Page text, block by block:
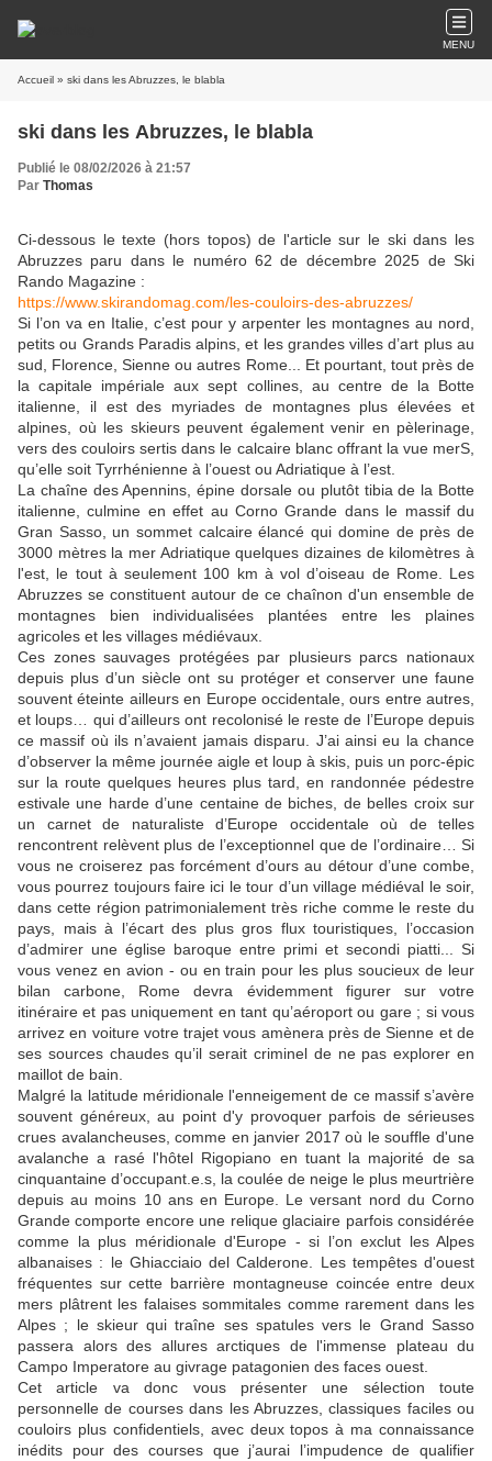
MENU
Accueil » ski dans les Abruzzes, le blabla
ski dans les Abruzzes, le blabla
Publié le 08/02/2026 à 21:57
Par Thomas
Ci-dessous le texte (hors topos) de l'article sur le ski dans les
Abruzzes paru dans le numéro 62 de décembre 2025 de Ski
Rando Magazine :
https://www.skirandomag.com/les-couloirs-des-abruzzes/
Si l’on va en Italie, c’est pour y arpenter les montagnes au nord,
petits ou Grands Paradis alpins, et les grandes villes d’art plus au
sud, Florence, Sienne ou autres Rome... Et pourtant, tout près de
la capitale impériale aux sept collines, au centre de la Botte
italienne, il est des myriades de montagnes plus élevées et
alpines, où les skieurs peuvent également venir en pèlerinage,
vers des couloirs sertis dans le calcaire blanc offrant la vue merS,
qu’elle soit Tyrrhénienne à l’ouest ou Adriatique à l’est.
La chaîne des Apennins, épine dorsale ou plutôt tibia de la Botte
italienne, culmine en effet au Corno Grande dans le massif du
Gran Sasso, un sommet calcaire élancé qui domine de près de
3000 mètres la mer Adriatique quelques dizaines de kilomètres à
l'est, le tout à seulement 100 km à vol d’oiseau de Rome. Les
Abruzzes se constituent autour de ce chaînon d'un ensemble de
montagnes bien individualisées plantées entre les plaines
agricoles et les villages médiévaux.
Ces zones sauvages protégées par plusieurs parcs nationaux
depuis plus d’un siècle ont su protéger et conserver une faune
souvent éteinte ailleurs en Europe occidentale, ours entre autres,
et loups… qui d’ailleurs ont recolonisé le reste de l’Europe depuis
ce massif où ils n’avaient jamais disparu. J’ai ainsi eu la chance
d’observer la même journée aigle et loup à skis, puis un porc-épic
sur la route quelques heures plus tard, en randonnée pédestre
estivale une harde d’une centaine de biches, de belles croix sur
un carnet de naturaliste d’Europe occidentale où de telles
rencontrent relèvent plus de l’exceptionnel que de l’ordinaire… Si
vous ne croiserez pas forcément d’ours au détour d’une combe,
vous pourrez toujours faire ici le tour d’un village médiéval le soir,
dans cette région patrimonialement très riche comme le reste du
pays, mais à l’écart des plus gros flux touristiques, l’occasion
d’admirer une église baroque entre primi et secondi piatti... Si
vous venez en avion - ou en train pour les plus soucieux de leur
bilan carbone, Rome devra évidemment figurer sur votre
itinéraire et pas uniquement en tant qu’aéroport ou gare ; si vous
arrivez en voiture votre trajet vous amènera près de Sienne et de
ses sources chaudes qu’il serait criminel de ne pas explorer en
maillot de bain.
Malgré la latitude méridionale l'enneigement de ce massif s’avère
souvent généreux, au point d'y provoquer parfois de sérieuses
crues avalancheuses, comme en janvier 2017 où le souffle d'une
avalanche a rasé l'hôtel Rigopiano en tuant la majorité de sa
cinquantaine d’occupant.e.s, la coulée de neige le plus meurtrière
depuis au moins 10 ans en Europe. Le versant nord du Corno
Grande comporte encore une relique glaciaire parfois considérée
comme la plus méridionale d'Europe - si l’on exclut les Alpes
albanaises : le Ghiacciaio del Calderone. Les tempêtes d'ouest
fréquentes sur cette barrière montagneuse coincée entre deux
mers plâtrent les falaises sommitales comme rarement dans les
Alpes ; le skieur qui traîne ses spatules vers le Grand Sasso
passera alors des allures arctiques de l'immense plateau du
Campo Imperatore au givrage patagonien des faces ouest.
Cet article va donc vous présenter une sélection toute
personnelle de courses dans les Abruzzes, classiques faciles ou
couloirs plus confidentiels, avec deux topos à ma connaissance
inédits pour des courses que j’aurai l’impudence de qualifier